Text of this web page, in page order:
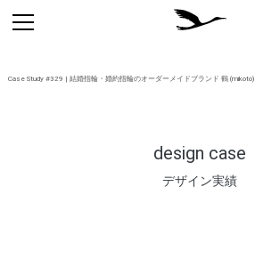
Case Study #329 | 結婚指輪・婚約指輪のオーダーメイドブランド 鶴 (mikoto)
design case
デザイン実績
toggle
navigation